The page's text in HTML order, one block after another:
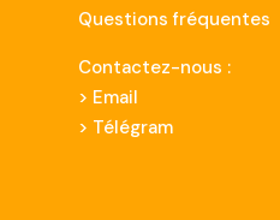
Questions fréquentes
Contactez-nous :
> Email
> Télégram